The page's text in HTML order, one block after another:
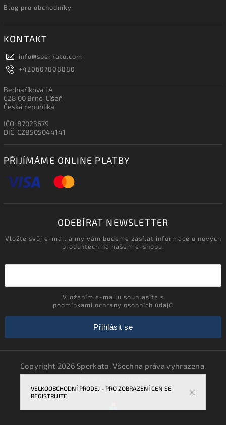
VELKOOBCHODNÍ PRODEJ - PRO ZOBRAZENÍ CEN SE
REGISTRUJTE
Blog pro obchodníky
KONTAKT
info@sperkato.com
+420607808880
Bednaříkova 1A
628 00 Brno-Líšeň
Česká republika
IČO: 87023679
DIČ: CZ8505044141
PŘIJÍMÁME ONLINE PLATBY
ODEBÍRAT NEWSLETTER
Vložte svůj e-mail a my vám budeme zasílat informace o nových
produktech na našem e-shopu.
podmínkami ochrany osobních údajů
Přihlásit se
Copyright 2026 Sperkato. Všechna práva vyhrazena.
VytvořilShoptet| DesignShoptak.cz.